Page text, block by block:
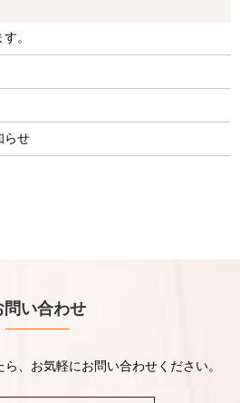
。
らせ
問い合わせ
、お気軽にお問い合わせください。